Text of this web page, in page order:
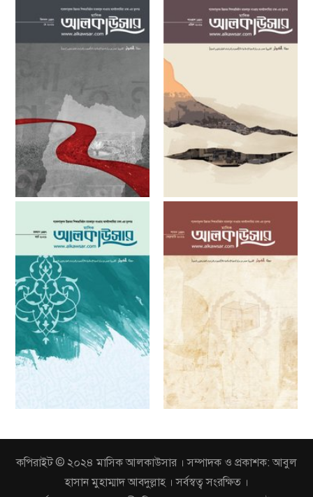
কপিরাইট © ২০২৪ মাসিক আলকাউসার । সম্পাদক ও প্রকাশক: আবুল
হাসান মুহাম্মাদ আবদুল্লাহ । সর্বস্বত্ব সংরক্ষিত ।